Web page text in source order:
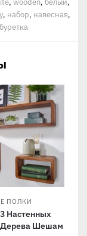
, набор, навесная,
ПОЛКИ
Настенных
Дерева Шешам